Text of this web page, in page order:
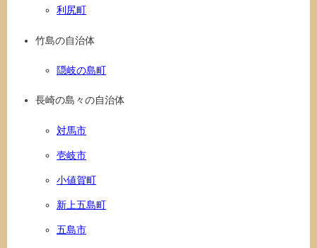
利尻町
竹島の自治体
隠岐の島町
長崎の島々の自治体
対馬市
壱岐市
小値賀町
新上五島町
五島市